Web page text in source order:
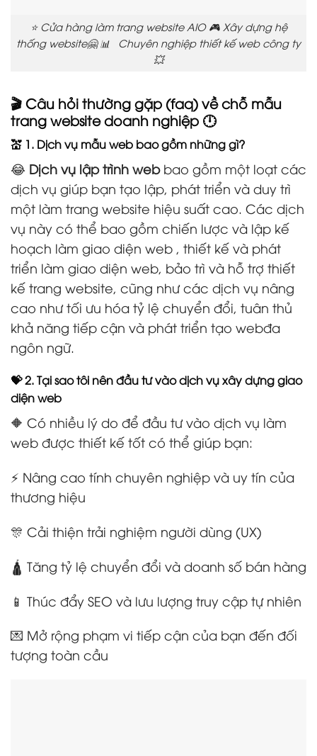
⭐ Cửa hàng làm trang website AIO 🎮 Xây dựng hệ
thống website🤗 📊 Chuyên nghiệp thiết kế web công ty
💥
🎬 Câu hỏi thường gặp (faq) về chỗ mẫu
trang website doanh nghiệp 🕛
💒 1. Dịch vụ mẫu web bao gồm những gì?
😂 Dịch vụ lập trình webbao gồm một loạt các
dịch vụ giúp bạn tạo lập, phát triển và duy trì
một làm trang website hiệu suất cao. Các dịch
vụ này có thể bao gồm chiến lược và lập kế
hoạch làm giao diện web , thiết kế và phát
triển làm giao diện web, bảo trì và hỗ trợ thiết
kế trang website, cũng như các dịch vụ nâng
cao như tối ưu hóa tỷ lệ chuyển đổi, tuân thủ
khả năng tiếp cận và phát triển tạo webđa
ngôn ngữ.
💝 2. Tại sao tôi nên đầu tư vào dịch vụ xây dựng giao
diện web
🔶 Có nhiều lý do để đầu tư vào dịch vụ làm
web được thiết kế tốt có thể giúp bạn:
⚡ Nâng cao tính chuyên nghiệp và uy tín của
thương hiệu
🎊 Cải thiện trải nghiệm người dùng (UX)
🛕 Tăng tỷ lệ chuyển đổi và doanh số bán hàng
📱 Thúc đẩy SEO và lưu lượng truy cập tự nhiên
💌 Mở rộng phạm vi tiếp cận của bạn đến đối
tượng toàn cầu